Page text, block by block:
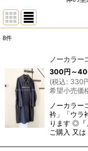
並び順:
8件
ノーカラ
300円 ～
(税込: 330
希望小売価
ノーカラ
衿」「ウラ
ります ◎『
ご購入 又